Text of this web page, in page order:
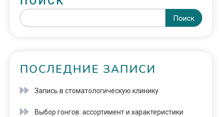
Поиск
ПОСЛЕДНИЕ ЗАПИСИ
Запись в стоматологическую клинику
Выбор гонгов: ассортимент и характеристики